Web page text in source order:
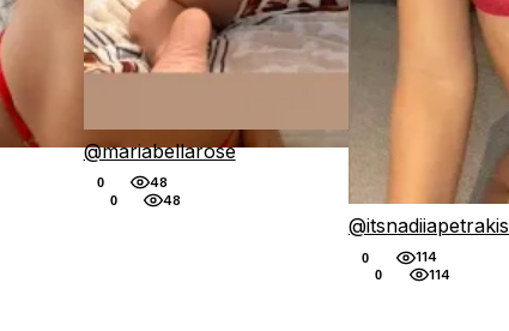
0 48
@mariabellarose
0 48
0 114
@itsnadiiapetrakis
0 114